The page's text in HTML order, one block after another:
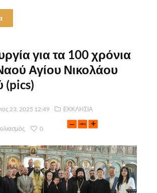
για τα 100 χρόνια
Αγίου Νικολάου
(pics)
23, 2025 12:49 ΕΚΚΛΗΣΙΑ
0